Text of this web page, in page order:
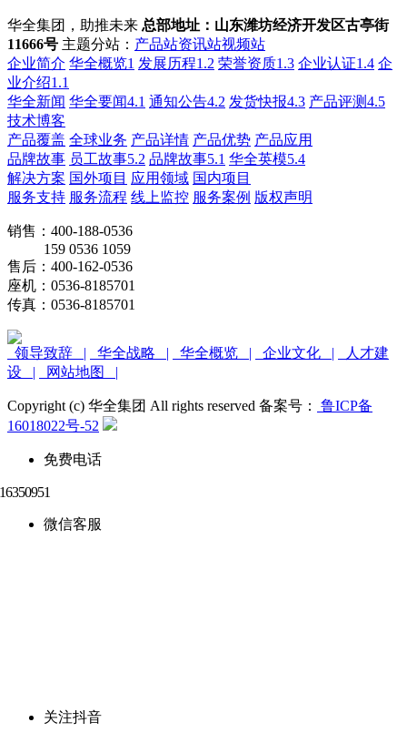
华全集团，助推未来 总部地址：山东潍坊经济开发区古亭街
11666号 主题分站： 产品站资讯站视频站
企业简介 华全概览1 发展历程1.2 荣誉资质1.3 企业认证1.4 企
业介绍1.1
华全新闻 华全要闻4.1 通知公告4.2 发货快报4.3 产品评测4.5
技术博客
产品覆盖 全球业务 产品详情 产品优势 产品应用
品牌故事 员工故事5.2 品牌故事5.1 华全英模5.4
解决方案 国外项目 应用领域 国内项目
服务支持 服务流程 线上监控 服务案例 版权声明
销售：400-188-0536
159 0536 1059
售后：400-162-0536
座机：0536-8185701
传真：0536-8185701
领导致辞 | 华全战略 | 华全概览 | 企业文化 |
人才建
设 |
网站地图 |
Copyright (c) 华全集团 All rights reserved 备案号：
鲁ICP备
16018022号-52
免费电话
微信客服
关注抖音